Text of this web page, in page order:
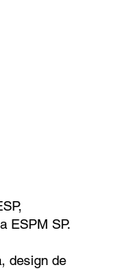
ESPM SP.
design de